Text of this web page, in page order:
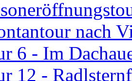
nach
6 - Im
12 -